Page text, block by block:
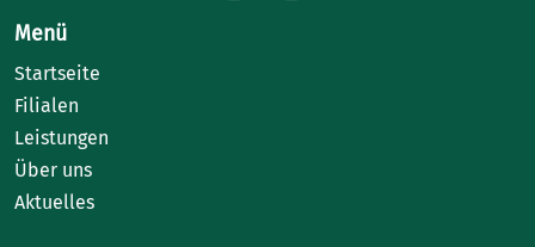
Menü
Startseite
Filialen
Leistungen
Über uns
Aktuelles